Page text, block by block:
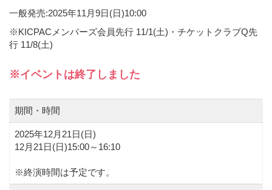
一般発売:2025年11月9日(日)10:00
※KICPACメンバーズ会員先行 11/1(土)・チケットクラブQ先
行 11/8(土)
※イベントは終了しました
期間・時間
2025年12月21日(日)
12月21日(日)15:00～16:10
※終演時間は予定です。